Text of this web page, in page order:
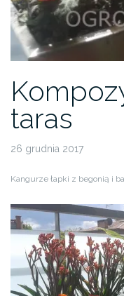
taras
26 grudnia 2017
Kangurze łapki z begonią i